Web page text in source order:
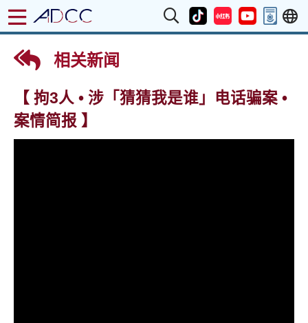
相关新闻
【 拘3人 • 涉「猜猜我是谁」电话骗案 •
案情简报 】